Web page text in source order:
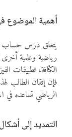
أهمية الموضوع
يتعلق درس حساب
رياضية وعلمية
الكثافة، تطبيقات
فإن إتقان الطالب
الرياضي تساعده في
التمديد إلى